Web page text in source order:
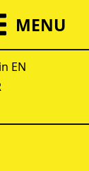
MENU
EN